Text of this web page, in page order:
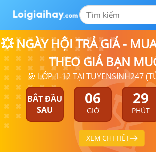
💥 NGÀY HỘI TRẢ GIÁ -
THEO GIÁ BẠN
🎯 LỚP 1-12 TẠI TUYENSINH247
BẮT ĐẦU
SAU
06
GIỜ
29
PHÚT
XEM CHI TIẾT